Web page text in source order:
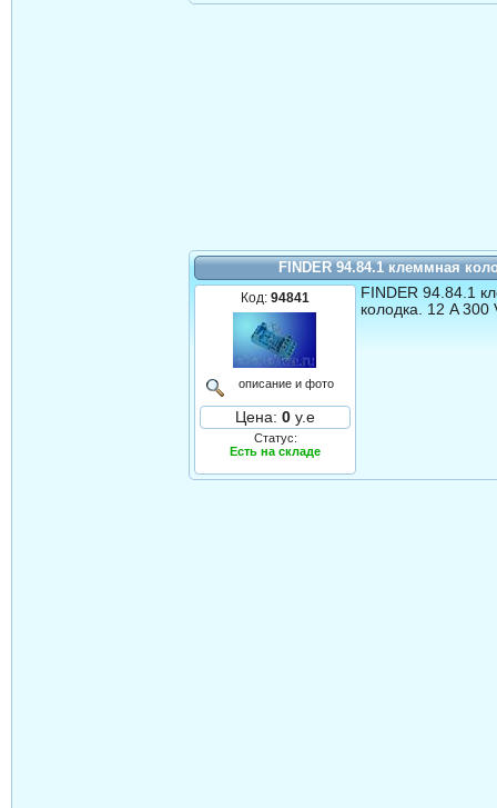
FINDER 94.84.1 клеммная
Код:94841
описание и фото
Цена: 0 у.е
Статус:
Есть на складе
FINDER 94.84.1
колодка. 12 A 300